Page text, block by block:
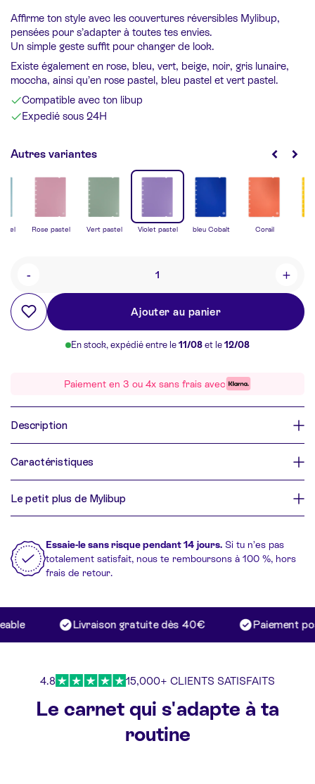
Affirme ton style avec les couvertures réversibles Mylibup,
pensées pour s’adapter à toutes tes envies.
Un simple geste suffit pour changer de look.
Existe également en rose, bleu, vert, beige, noir, gris lunaire,
moccha, ainsi qu’en rose pastel, bleu pastel et vert pastel.
Compatible avec ton libup
Expedié sous 24H
Autres variantes
Rose pastel Vert pastel Violet pastel bleu Cobalt Corail
-
Quantité +
Ajouter au panier
En stock, expédié entre le 11/08 et le 12/08
Paiement en 3 ou 4x sans frais avec
Description
Caractéristiques
Le petit plus de Mylibup
Essaie-le sans risque pendant 14 jours. Si tu n’es pas
totalement satisfait, nous te remboursons à 100 %, hors
frais de retour.
Livraison gratuite dès 40€ Paiement
4.8 15,000+ CLIENTS SATISFAITS
Le carnet qui s'adapte à ta
routine